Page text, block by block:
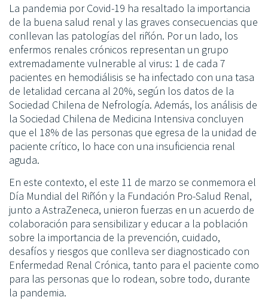
La pandemia por Covid-19 ha resaltado la importancia
de la buena salud renal y las graves consecuencias que
conllevan las patologías del riñón. Por un lado, los
enfermos renales crónicos representan un grupo
extremadamente vulnerable al virus: 1 de cada 7
pacientes en hemodiálisis se ha infectado con una tasa
de letalidad cercana al 20%, según los datos de la
Sociedad Chilena de Nefrología. Además, los análisis de
la Sociedad Chilena de Medicina Intensiva concluyen
que el 18% de las personas que egresa de la unidad de
paciente crítico, lo hace con una insuficiencia renal
aguda.
En este contexto, el este 11 de marzo se conmemora el
Día Mundial del Riñón y la Fundación Pro-Salud Renal,
junto a AstraZeneca, unieron fuerzas en un acuerdo de
colaboración para sensibilizar y educar a la población
sobre la importancia de la prevención, cuidado,
desafíos y riesgos que conlleva ser diagnosticado con
Enfermedad Renal Crónica, tanto para el paciente como
para las personas que lo rodean, sobre todo, durante
la pandemia.